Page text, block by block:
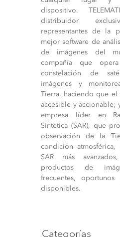
dispositivo.
distribuidor
representantes de la
mejor software de
de imágenes del
compañía que
constelación de
imágenes y
Tierra, haciendo que el
accesible y accionable;
empresa líder en
Sintética (SAR), que
observación de la
condición atmosférica,
SAR más
productos de
frecuentes,
disponibles.
Categorías